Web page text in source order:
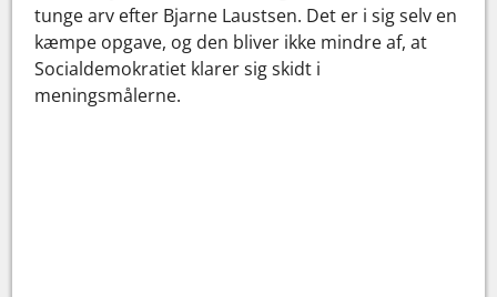
tunge arv efter Bjarne Laustsen. Det er i sig selv en
kæmpe opgave, og den bliver ikke mindre af, at
Socialdemokratiet klarer sig skidt i
meningsmålerne.